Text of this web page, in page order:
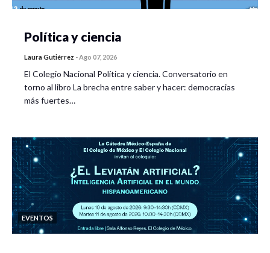
Política y ciencia
Laura Gutiérrez -Ago 07, 2026
El Colegio Nacional Política y ciencia. Conversatorio en
torno al libro La brecha entre saber y hacer: democracias
más fuertes…
EVENTOS